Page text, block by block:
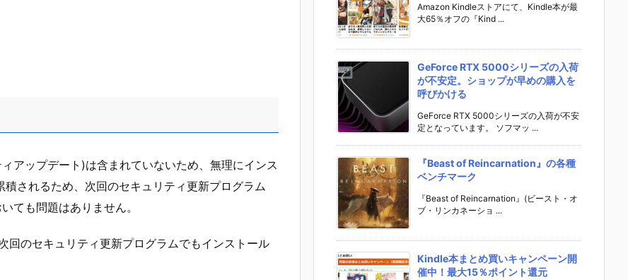
アップデート)は含まれていないため、無理にインス
されるため、次回のセキュリティ更新プログラム
ても問題はありません。
回のセキュリティ更新プログラムでもインストール
Amazon Kindleストアにて、Kindle本が最
大65％オフの『Kind ...
GeForce RTX 5000シリーズの入荷
が不安定。ショップが早めの購入を
呼びかける
GeForce RTX 5000シリーズの入荷が不安
定となっています。 ソフマッ ...
『Beast of Reincarnation』の各種
ベンチマーク
『Beast of Reincarnation』(ビースト・オ
ブ・リンカネーショ ...
Kindle本まとめ買いキャンペーン開
催中！最大15％ポイント還元